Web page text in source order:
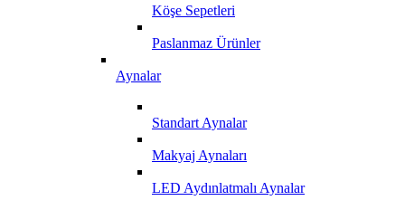
Köşe Sepetleri
Paslanmaz Ürünler
Aynalar
Standart Aynalar
Makyaj Aynaları
LED Aydınlatmalı Aynalar